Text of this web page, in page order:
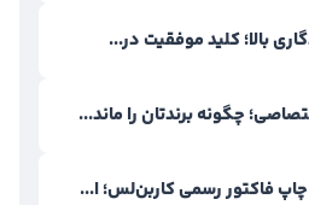
بالا؛ کلید موفقیت در...
چگونه برندتان را ماند...
فاکتور رسمی کاربن‌لس؛ ا...